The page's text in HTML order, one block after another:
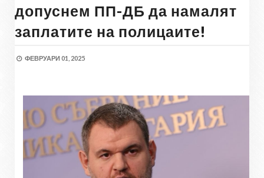
допуснем ПП-ДБ да намалят
заплатите на полицаите!
ФЕВРУАРИ 01, 2025